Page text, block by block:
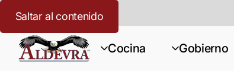
Cocina Gobierno
Saltar al contenido